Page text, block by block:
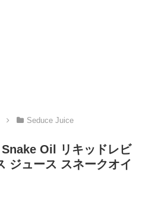
Seduce Juice
Snake Oil リキッドレビ
ジュース スネークオイ